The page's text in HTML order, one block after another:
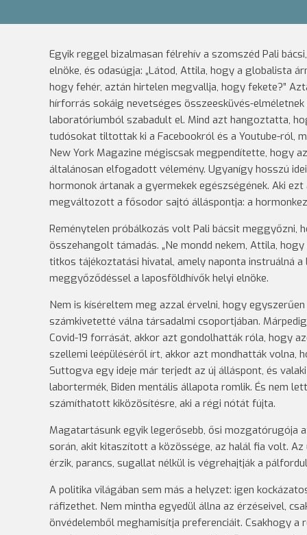
Egyik reggel bizalmasan félrehív a szomszéd Pali
elnöke, és odasúgja: „Látod, Attila, hogy a globalista
hogy fehér, aztán hirtelen megvallja, hogy fekete?”
hírforrás sokáig nevetséges összeesküvés-
laboratóriumból szabadult el. Mind azt hangoztatta,
tudósokat tiltottak ki a Facebookról és a Youtube-ról,
New York Magazine mégiscsak megpendítette, hogy
általánosan elfogadott vélemény. Ugyanígy hosszú
hormonok ártanak a gyermekek egészségének. Aki
megváltozott a fősodor sajtó álláspontja: a
Reménytelen próbálkozás volt Pali bácsit
összehangolt támadás. „Ne mondd nekem, Attila,
titkos tájékoztatási hivatal, amely naponta instruálná
meggyőződéssel a laposföldhívők helyi elnöke.
Nem is kíséreltem meg azzal érvelni, hogy
számkivetetté válna társadalmi csoportjában.
Covid-19 forrását, akkor azt gondolhatták róla, hogy
szellemi leépüléséről írt, akkor azt mondhatták volna,
Suttogva egy ideje már terjedt az új álláspont, és
labortermék, Biden mentális állapota romlik. És nem
számíthatott kiközösítésre, aki a régi nótát fújta.
Magatartásunk egyik legerősebb, ősi mozgatórugója
során, akit kitaszított a közössége, az halál fia volt.
érzik, parancs, sugallat nélkül is végrehajtják a
A politika világában sem más a helyzet: igen
ráfizethet. Nem mintha egyedül állna az érzéseivel,
önvédelemből meghamisítja preferenciáit. Csakhogy